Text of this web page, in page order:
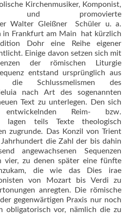
Kirchenmusiker, Komponist,
und promovierte
Walter Gleißner  Schü­ler u. a.
Frankfurt am Main  hat kürzlich
Dohr eine Reihe eigener
Einige davon setzen sich mit
der römischen Liturgie
entstand ursprünglich aus
die Schlussmelismen des
nach Art des sogenannten
Text zu unterlegen. Den sich
Reim- bzw.
lagen teils Texte theologisch
zugrunde. Das Konzil von Trient
die Zahl der bis dahin
angewachsenen Sequenzen
vier, zu denen später eine fünfte
die wie das Dies irae
von Mozart bis Verdi zu
anregten. Die römische
gegenwärtigen Praxis nur noch
obligatorisch vor, nämlich die zu